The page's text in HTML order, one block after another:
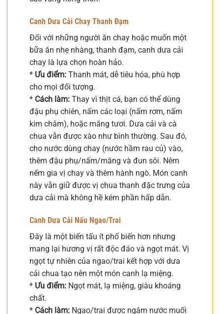
Canh Dưa Cải Chay Thanh Đạm
Đối với những người ăn chay hoặc muốn một
bữa ăn nhẹ nhàng, thanh đạm, canh dưa cải
chay là lựa chọn hoàn hảo.
* Ưu điểm: Thanh mát, dễ tiêu hóa, phù hợp
cho mọi đối tượng.
* Cách làm: Thay vì thịt cá, bạn có thể dùng
đậu phụ chiên, nấm các loại (nấm rơm, nấm
kim châm), hoặc măng tươi. Dưa cải và cà
chua vẫn được xào như bình thường. Sau đó,
cho nước dùng chay (nước hầm rau củ) vào,
thêm đậu phụ/nấm/măng và đun sôi. Nêm
nếm gia vị chay và thêm hành ngò. Món canh
này vẫn giữ được vị chua thanh đặc trưng của
dưa cải mà không hề kém phần hấp dẫn.
Canh Dưa Cải Nấu Ngao/Trai
Đây là một biến tấu ít phổ biến hơn nhưng
mang lại hương vị rất độc đáo và ngọt mát. Vị
ngọt tự nhiên của ngao/trai kết hợp với dưa
cải chua tạo nên một món canh lạ miệng.
* Ưu điểm: Ngọt mát, lạ miệng, giàu khoáng
chất.
* Cách làm: Ngao/trai được ngâm nước muối